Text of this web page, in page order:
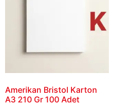
Amerikan Bristol Karton
A3 210 Gr 100 Adet